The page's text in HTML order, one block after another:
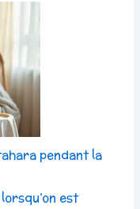
pendant la
est